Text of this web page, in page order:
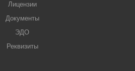
Лицензии
Документы
ЭДО
Реквизиты